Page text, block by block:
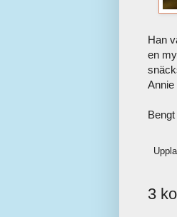
Han
en
3